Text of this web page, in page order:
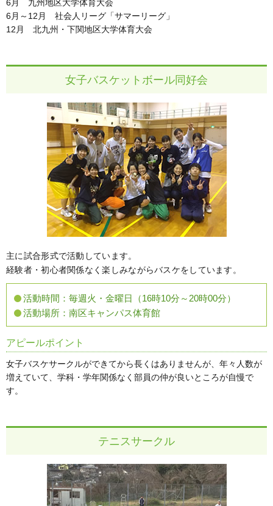
6月 九州地区大学体育大会
6月～12月 社会人リーグ「サマーリーグ」
12月 北九州・下関地区大学体育大会
女子バスケットボール同好会
主に試合形式で活動しています。
経験者・初心者関係なく楽しみながらバスケをしています。
活動時間： 毎週火・金曜日（16時10分～20時00分）
活動場所： 南区キャンパス体育館
アピールポイント
女子バスケサークルができてから長くはありませんが、年々人数が
増えていて、学科・学年関係なく部員の仲が良いところが自慢で
す。
テニスサークル